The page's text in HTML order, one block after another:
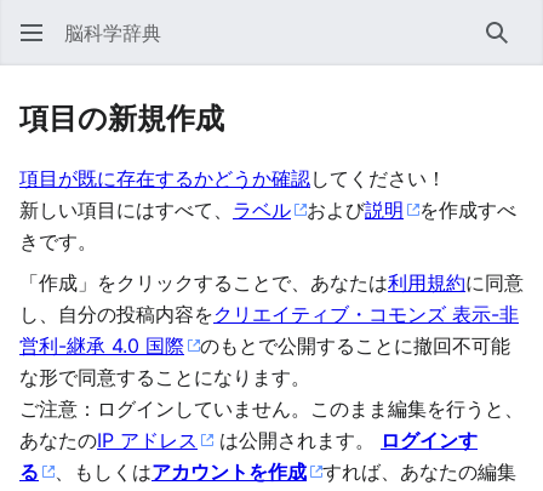
脳科学辞典 検索
項目の新規作成
項目が既に存在するかどうか確認してください！
新しい項目にはすべて、 ラベル および説明
を作成すべ
きです。
「作成」をクリックすることで、あなたは利用規約に同意
し、自分の投稿内容をクリエイティブ・コモンズ 表示-非
営利-継承 4.0 国際
のもとで公開することに撤回不可能
な形で同意することになります。
ご注意：ログインしていません。このまま編集を行うと、
あなたのIP アドレス は公開されます。
ログインす
る
、もしくはアカウントを作成
すれば、あなたの編集